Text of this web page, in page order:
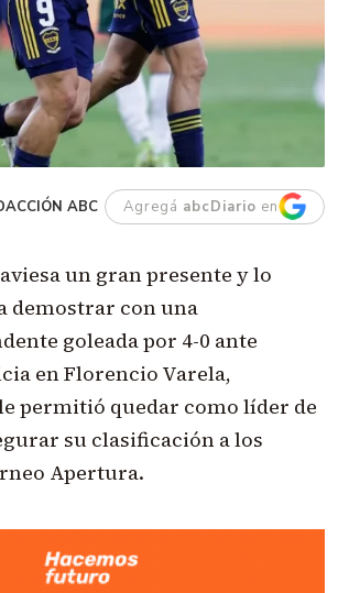
ABC Agregá abcDiario en
un gran presente y lo
demostrar con una
goleada por 4-0 ante
en Florencio Varela,
permitió quedar como líder de
su clasificación a los
Apertura.